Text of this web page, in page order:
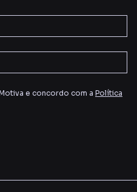
e concordo com a Política